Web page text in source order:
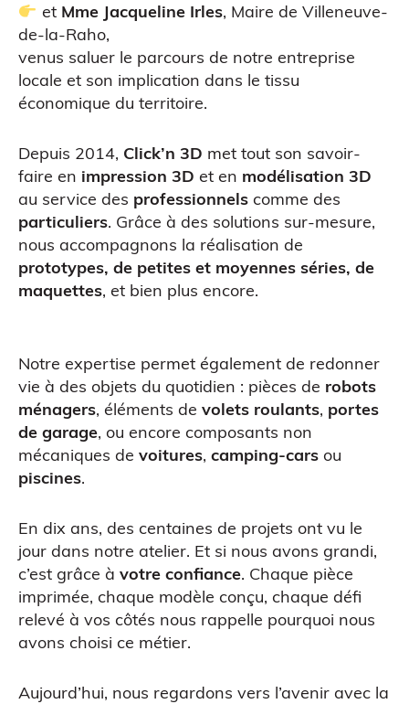
ATELIERS & ÉVÈNEMENTS
Figurine bobble head
Atelier découverte
Impression 3D pour l’évènementiel
et Mme Jacqueline Irles, Maire de Villeneuve-
de-la-Raho,
venus saluer le parcours de notre entreprise
locale et son implication dans le tissu
économique du territoire.
Depuis 2014, Click’n 3D met tout son savoir-
faire en impression 3D et en modélisation 3D
au service des professionnels comme des
particuliers. Grâce à des solutions sur-mesure,
nous accompagnons la réalisation de
prototypes, de petites et moyennes séries, de
maquettes, et bien plus encore.
Notre expertise permet également de redonner
vie à des objets du quotidien : pièces de robots
ménagers, éléments de volets roulants, portes
de garage, ou encore composants non
mécaniques de voitures, camping-cars ou
piscines.
En dix ans, des centaines de projets ont vu le
jour dans notre atelier. Et si nous avons grandi,
c’est grâce à votre confiance. Chaque pièce
imprimée, chaque modèle conçu, chaque défi
relevé à vos côtés nous rappelle pourquoi nous
avons choisi ce métier.
Aujourd’hui, nous regardons vers l’avenir avec la